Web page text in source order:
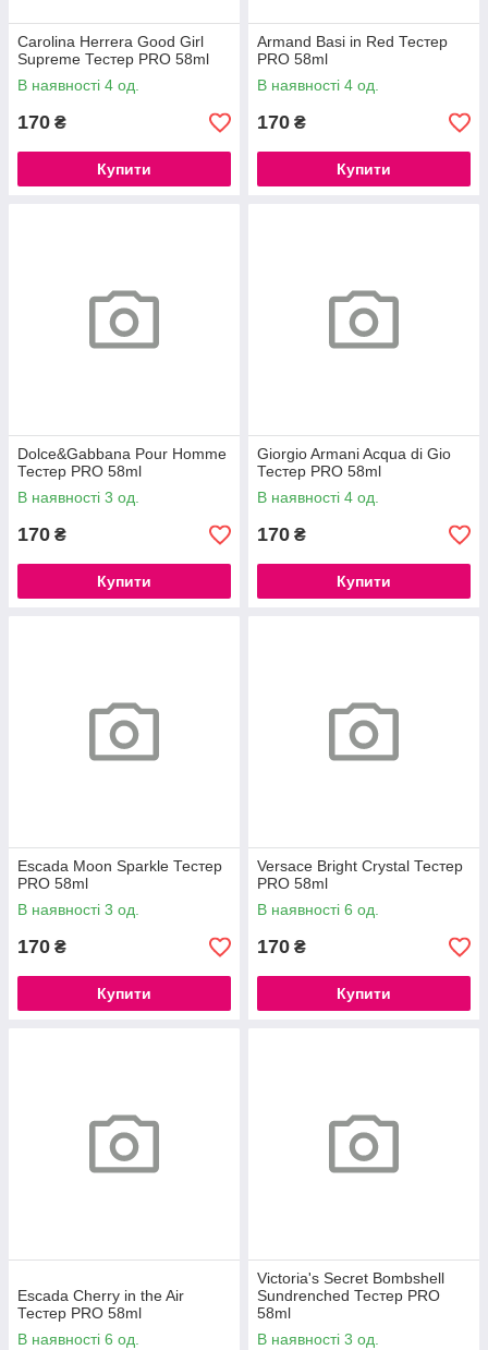
Carolina Herrera Good Girl
Supreme Тестер PRO 58ml
В наявності 4 од.
170 ₴
Купити
Armand Basi in Red Тестер
PRO 58ml
В наявності 4 од.
170 ₴
Купити
Dolce&Gabbana Pour Homme
Тестер PRO 58ml
В наявності 3 од.
170 ₴
Купити
Giorgio Armani Acqua di Gio
Тестер PRO 58ml
В наявності 4 од.
170 ₴
Купити
Escada Moon Sparkle Тестер
PRO 58ml
В наявності 3 од.
170 ₴
Купити
Versace Bright Crystal Тестер
PRO 58ml
В наявності 6 од.
170 ₴
Купити
Escada Cherry in the Air
Тестер PRO 58ml
В наявності 6 од.
Victoria's Secret Bombshell
Sundrenched Тестер PRO
58ml
В наявності 3 од.